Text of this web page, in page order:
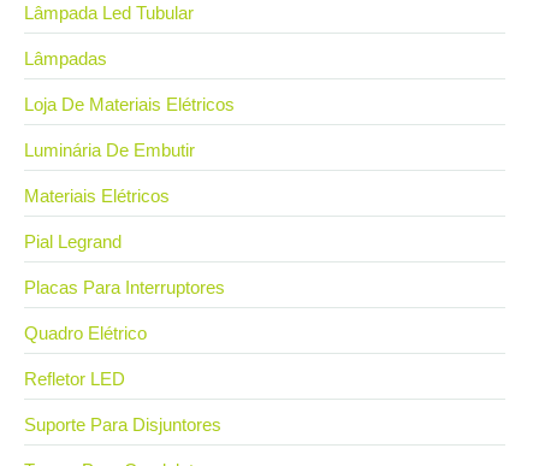
Lâmpada Led Tubular
Lâmpadas
Loja De Materiais Elétricos
Luminária De Embutir
Materiais Elétricos
Pial Legrand
Placas Para Interruptores
Quadro Elétrico
Refletor LED
Suporte Para Disjuntores